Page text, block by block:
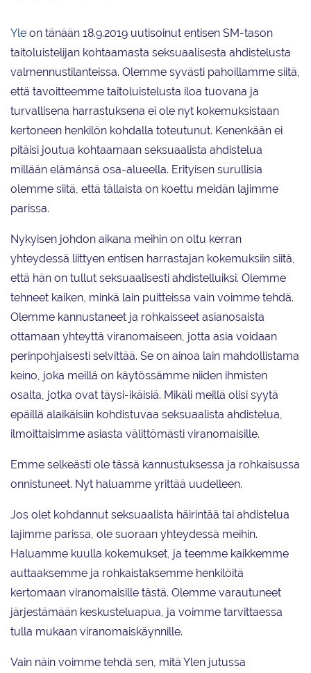
Yle on tänään 18.9.2019 uutisoinut entisen SM-tason
taitoluistelijan kohtaamasta seksuaalisesta ahdistelusta
valmennustilanteissa. Olemme syvästi pahoillamme siitä,
että tavoitteemme taitoluistelusta iloa tuovana ja
turvallisena harrastuksena ei ole nyt kokemuksistaan
kertoneen henkilön kohdalla toteutunut. Kenenkään ei
pitäisi joutua kohtaamaan seksuaalista ahdistelua
millään elämänsä osa-alueella. Erityisen surullisia
olemme siitä, että tällaista on koettu meidän lajimme
parissa.
Nykyisen johdon aikana meihin on oltu kerran
yhteydessä liittyen entisen harrastajan kokemuksiin siitä,
että hän on tullut seksuaalisesti ahdistelluiksi. Olemme
tehneet kaiken, minkä lain puitteissa vain voimme tehdä.
Olemme kannustaneet ja rohkaisseet asianosaista
ottamaan yhteyttä viranomaiseen, jotta asia voidaan
perinpohjaisesti selvittää. Se on ainoa lain mahdollistama
keino, joka meillä on käytössämme niiden ihmisten
osalta, jotka ovat täysi-ikäisiä. Mikäli meillä olisi syytä
epäillä alaikäisiin kohdistuvaa seksuaalista ahdistelua,
ilmoittaisimme asiasta välittömästi viranomaisille.
Emme selkeästi ole tässä kannustuksessa ja rohkaisussa
onnistuneet. Nyt haluamme yrittää uudelleen.
Jos olet kohdannut seksuaalista häirintää tai ahdistelua
lajimme parissa, ole suoraan yhteydessä meihin.
Haluamme kuulla kokemukset, ja teemme kaikkemme
auttaaksemme ja rohkaistaksemme henkilöitä
kertomaan viranomaisille tästä. Olemme varautuneet
järjestämään keskusteluapua, ja voimme tarvittaessa
tulla mukaan viranomaiskäynnille.
Vain näin voimme tehdä sen, mitä Ylen jutussa